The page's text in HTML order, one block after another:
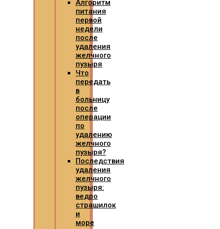
Алгоритм
питания
первой
недели
после
удаления
желчного
пузыря
Что
передать
в
больницу
после
операции
по
удалению
желчного
пузыря?
Последствия
удаления
желчного
пузыря:
ведро
страшилок
и
море